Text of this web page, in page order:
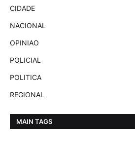
CIDADE
NACIONAL
OPINIAO
POLICIAL
POLITICA
REGIONAL
MAIN TAGS